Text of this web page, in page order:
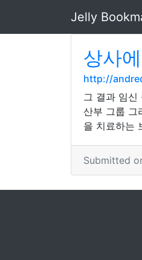
Jelly
상사
http://
그 결과 임신
산부 그룹 그
을 치료하는
Submitted